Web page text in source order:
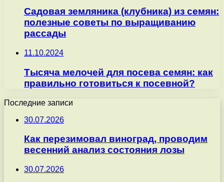
Садовая земляника (клубника) из семян:
полезные советы по выращиванию
рассады
11.10.2024
Тысяча мелочей для посева семян: как
правильно готовиться к посевной?
Последние записи
30.07.2026
Как перезимовал виноград, проводим
весенний анализ состояния лозы
30.07.2026